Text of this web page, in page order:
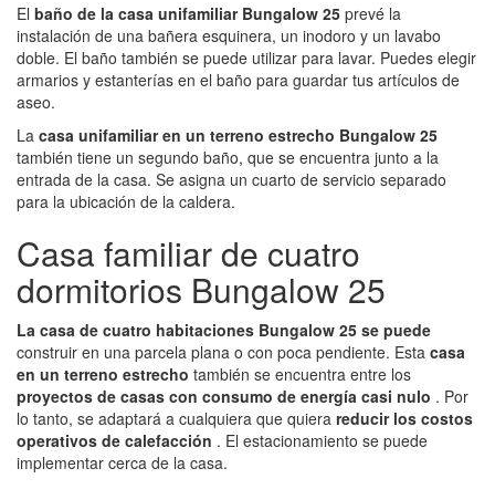
El baño de la casa unifamiliar Bungalow 25 prevé la
instalación de una bañera esquinera, un inodoro y un lavabo
doble. El baño también se puede utilizar para lavar. Puedes elegir
armarios y estanterías en el baño para guardar tus artículos de
aseo.
La casa unifamiliar en un terreno estrecho Bungalow 25
también tiene un segundo baño, que se encuentra junto a la
entrada de la casa. Se asigna un cuarto de servicio separado
para la ubicación de la caldera.
Casa familiar de cuatro
dormitorios Bungalow 25
La casa de cuatro habitaciones Bungalow 25 se puede
construir en una parcela plana o con poca pendiente. Esta casa
en un terreno estrecho también se encuentra entre los
proyectos de casas con consumo de energía casi nulo . Por
lo tanto, se adaptará a cualquiera que quiera reducir los costos
operativos de calefacción . El estacionamiento se puede
implementar cerca de la casa.